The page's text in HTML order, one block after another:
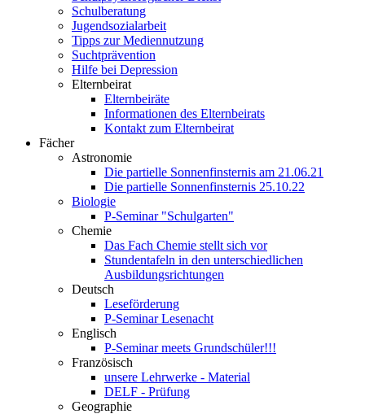
Schulberatung
Jugendsozialarbeit
Tipps zur Mediennutzung
Suchtprävention
Hilfe bei Depression
Elternbeirat
Elternbeiräte
Informationen des Elternbeirats
Kontakt zum Elternbeirat
Fächer
Astronomie
Die partielle Sonnenfinsternis am 21.06.21
Die partielle Sonnenfinsternis 25.10.22
Biologie
P-Seminar "Schulgarten"
Chemie
Das Fach Chemie stellt sich vor
Stundentafeln in den unterschiedlichen
Ausbildungsrichtungen
Deutsch
Leseförderung
P-Seminar Lesenacht
Englisch
P-Seminar meets Grundschüler!!!
Französisch
unsere Lehrwerke - Material
DELF - Prüfung
Geographie